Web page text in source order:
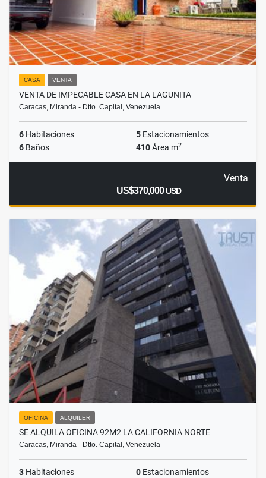
CASA VENTA
VENTA DE IMPECABLE CASA EN LA LAGUNITA
Caracas, Miranda - Dtto. Capital, Venezuela
6 Habitaciones 5 Estacionamientos
6 Baños 410Área m2
Venta
US$370,000USD
OFICINA ALQUILER
SE ALQUILA OFICINA 92M2 LA CALIFORNIA NORTE
Caracas, Miranda - Dtto. Capital, Venezuela
3 Habitaciones 0 Estacionamientos